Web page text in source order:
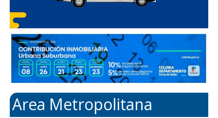
Area Metropolitana